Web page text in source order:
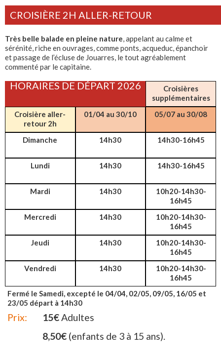
Découvrez la
photothèque du
Saint Férreol
CROISIÈRE 2H ALLER-RETOUR
Très belle balade en pleine nature, appelant au calme et
sérénité, riche en ouvrages, comme ponts, acqueduc, épanchoir
et passage de l’écluse de Jouarres, le tout agréablement
commenté par le capitaine.
HORAIRES DE DÉPART 2026
Croisières
supplémentaires
Croisière aller-
retour 2h
01/04 au 30/10 05/07 au 30/08
Dimanche 14h30 14h30-16h45
Lundi 14h30 14h30-16h45
Mardi 14h30
10h20-14h30-
16h45
Mercredi
14h30
10h20-14h30-
16h45
Jeudi
14h30
10h20-14h30-
16h45
Vendredi
14h30
10h20-14h30-
16h45
Fermé le Samedi, excepté le 04/04, 02/05, 09/05, 16/05 et
23/05 départ à 14h30
Prix: 15€Adultes
8,50€ (enfants de 3 à 15 ans).